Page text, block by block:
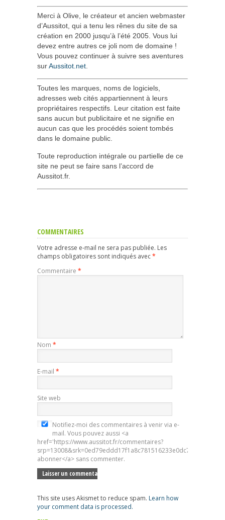
Merci à Olive, le créateur et ancien webmaster
d’Aussitot, qui a tenu les rênes du site de sa
création en 2000 jusqu’à l’été 2005. Vous lui
devez entre autres ce joli nom de domaine !
Vous pouvez continuer à suivre ses aventures
surAussitot.net
Toutes les marques, noms de logiciels,
adresses web cités appartiennent à leurs
propriétaires respectifs. Leur citation est faite
sans aucun but publicitaire et ne signifie en
aucun cas que les procédés soient tombés
dans le domaine public.
Toute reproduction intégrale ou partielle de ce
site ne peut se faire sans l’accord de
Aussitot.fr.
COMMENTAIRES
Votre adresse e-mail ne sera pas publiée. Les
champs obligatoires sont indiqués avec*
Commentaire *
Nom *
E-mail *
Site web
Notifiez-moi des commentaires à venir via e-
mail. Vous pouvez aussi <a
href='https://www.aussitot.fr/commentaires?
abonner</a> sans commenter.
This site uses Akismet to reduce spam. Learn how
your comment data is processed.